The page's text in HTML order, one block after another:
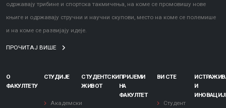
одржавају трибине и спортска такмичења, на коме се промовишу нове
књиге и одржавају стручни и научни скупови, место на коме се полемише
и на коме се развијају идеје.
ПРОЧИТАЈ ВИШЕ
О
ФАКУЛТЕТУ
СТУДИЈЕ
Академски
СТУДЕНТСКИ
ЖИВОТ
ПРИЈЕМИ
НА
ФАКУЛТЕТ
ВИ СТЕ
Студент
И